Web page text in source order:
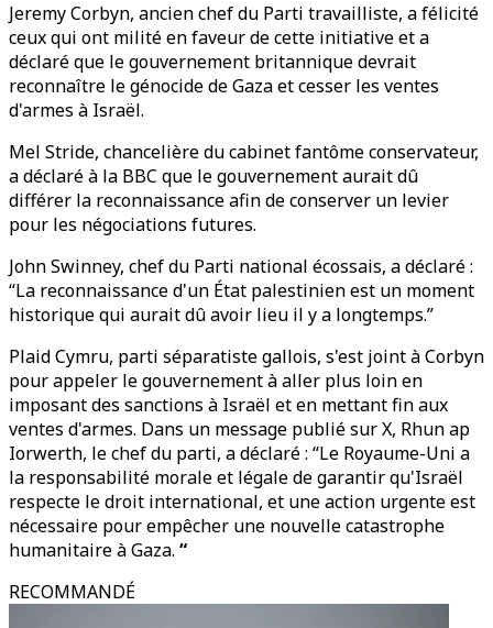
Jeremy Corbyn, ancien chef du Parti travailliste, a félicité
ceux qui ont milité en faveur de cette initiative et a
déclaré que le gouvernement britannique devrait
reconnaître le génocide de Gaza et cesser les ventes
d'armes à Israël.
Mel Stride, chancelière du cabinet fantôme conservateur,
a déclaré à la BBC que le gouvernement aurait dû
différer la reconnaissance afin de conserver un levier
pour les négociations futures.
John Swinney, chef du Parti national écossais, a déclaré :
“La reconnaissance d'un État palestinien est un moment
historique qui aurait dû avoir lieu il y a longtemps.”
Plaid Cymru, parti séparatiste gallois, s'est joint à Corbyn
pour appeler le gouvernement à aller plus loin en
imposant des sanctions à Israël et en mettant fin aux
ventes d'armes. Dans un message publié sur X, Rhun ap
Iorwerth, le chef du parti, a déclaré : “Le Royaume-Uni a
la responsabilité morale et légale de garantir qu'Israël
respecte le droit international, et une action urgente est
nécessaire pour empêcher une nouvelle catastrophe
humanitaire à Gaza. “
RECOMMANDÉ